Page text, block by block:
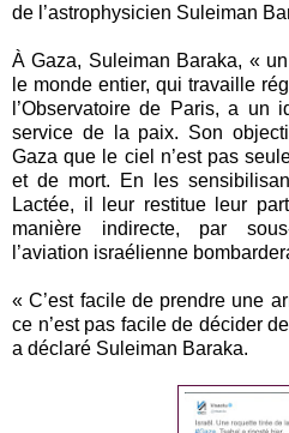
de l’astrophysicien Suleiman
À Gaza, Suleiman Baraka, «
le monde entier, qui travaille
l’Observatoire de Paris, a un
service de la paix. Son
Gaza que le ciel n’est pas
et de mort. En les
Lactée, il leur restitue leur
manière indirecte, par
l’aviation israélienne
« C’est facile de prendre une
ce n’est pas facile de décider
a déclaré Suleiman Baraka.